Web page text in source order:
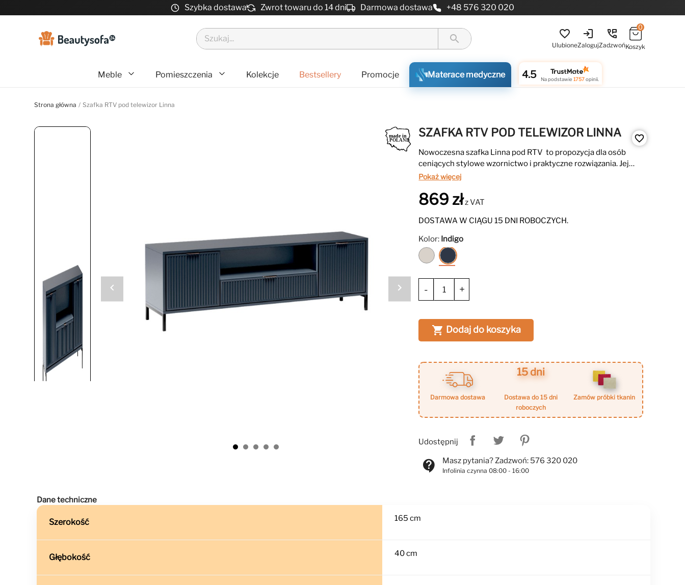
Szybka dostawa Zwrot towaru do 14 dni Darmowa dostawa +48 576 320 020
search favorite_border
Ulubione
login
Zaloguj
perm_phone_msg
Zadzwoń
0
Koszyk
Meble Pomieszczenia Kolekcje Bestsellery Promocje Materace medyczne 4.5 Na podstawie 1757opinii.
Strona główna Szafka RTV pod telewizor Linna
SZAFKA RTV POD TELEWIZOR LINNA
Nowoczesna szafka Linna pod RTV to propozycja dla osób
ceniących stylowe wzornictwo i praktyczne rozwiązania. Jej
subtelnie ryflowane fronty i minimalistyczna forma świetnie
i elegancką aranżację salonu.
Pokaż więcej
869 złz VAT
DOSTAWA W CIĄGU 15 DNI ROBOCZYCH.
Kolor: Indigo
KaszmirIndigo
- +
 Dodaj do koszyka
darmowa dostawa
15 dni
dostawa do 15 dni
roboczych
zamów próbki tkanin
Udostępnij
favorite_border
contact_support Masz pytania? Zadzwoń: 576 320 020
Infolinia czynna 08:00 - 16:00
Dane techniczne
Szerokość 165 cm
Głębokość 40 cm